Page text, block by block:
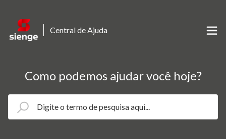
Central de Ajuda
Como podemos ajudar você hoje?